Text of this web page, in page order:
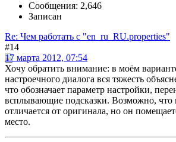
Сообщения: 2,646
Записан
Re: Чем работать с "en_ru_RU.properties"
#14
17 марта 2012, 07:54
Хочу обратить внимание: в моём
настроечного диалога вся тяжесть
что обозначает параметр настройки,
всплывающие подсказки. Возможно, что
отличается от оригинала, но он
место.